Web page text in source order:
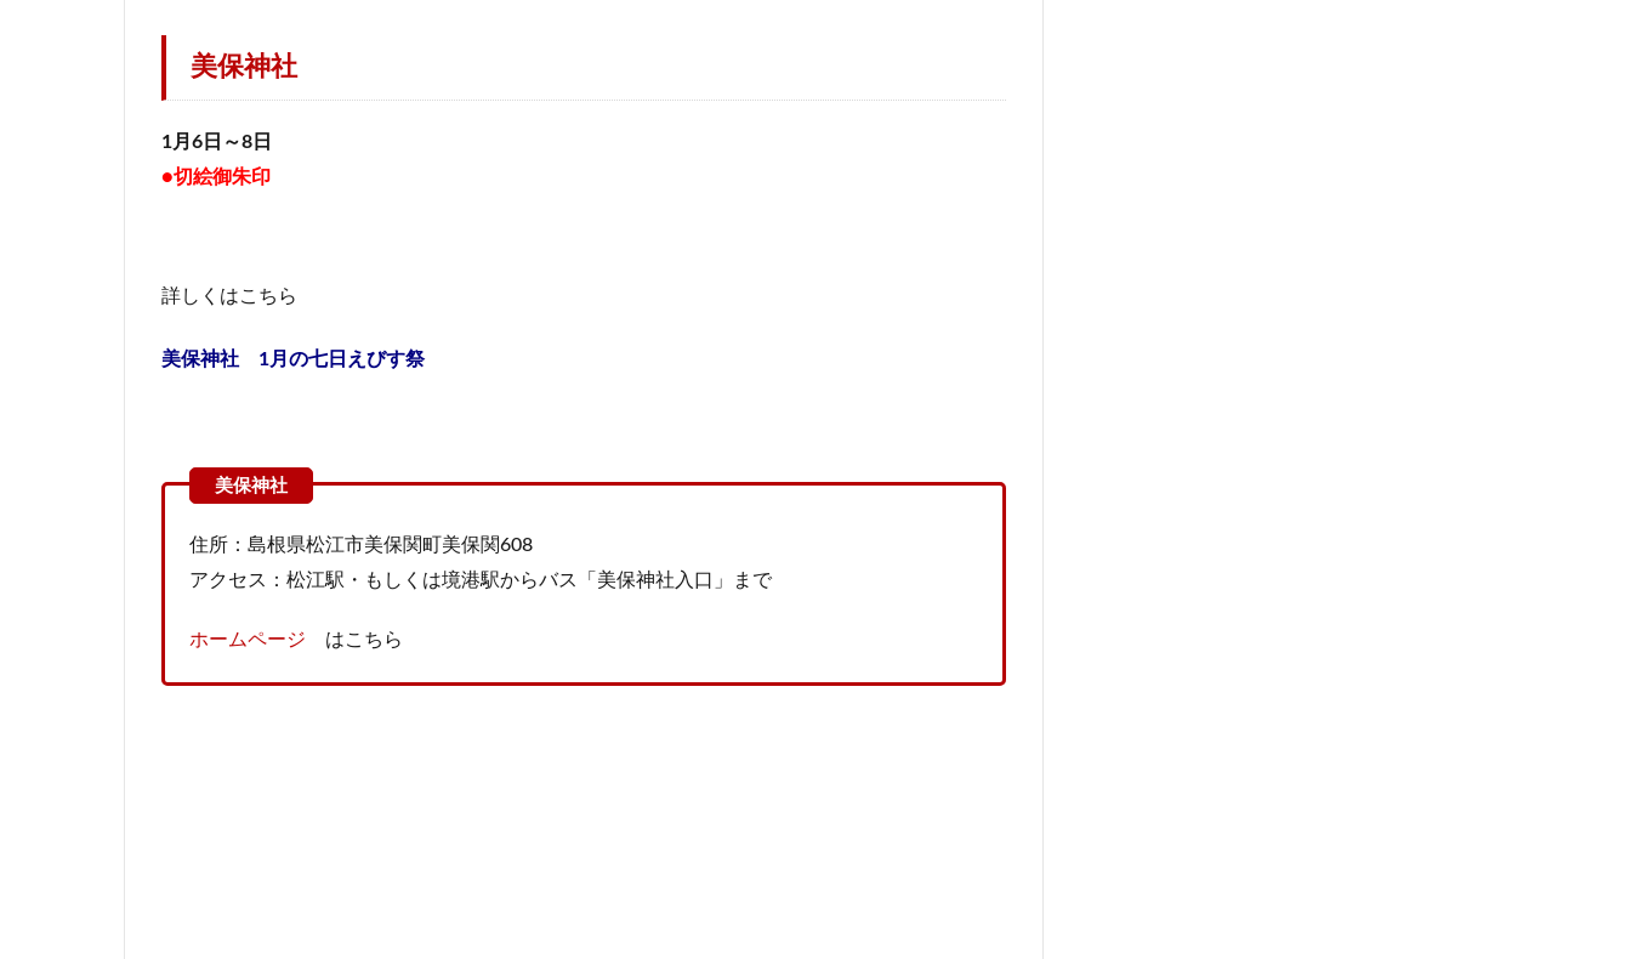
美保神社
1月6日～8日
●切絵御朱印
詳しくはこちら
美保神社 1月の七日えびす祭
住所：島根県松江市美保関町美保関608
アクセス：松江駅・もしくは境港駅からバス「美保神社入口」まで
ホームページ はこちら